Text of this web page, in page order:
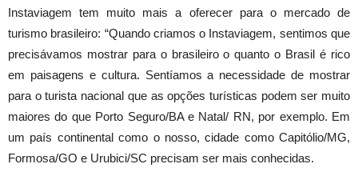
Instaviagem tem muito mais a oferecer para o mercado de
turismo brasileiro: “Quando criamos o Instaviagem, sentimos que
precisávamos mostrar para o brasileiro o quanto o Brasil é rico
em paisagens e cultura. Sentíamos a necessidade de mostrar
para o turista nacional que as opções turísticas podem ser muito
maiores do que Porto Seguro/BA e Natal/ RN, por exemplo. Em
um país continental como o nosso, cidade como Capitólio/MG,
Formosa/GO e Urubici/SC precisam ser mais conhecidas.